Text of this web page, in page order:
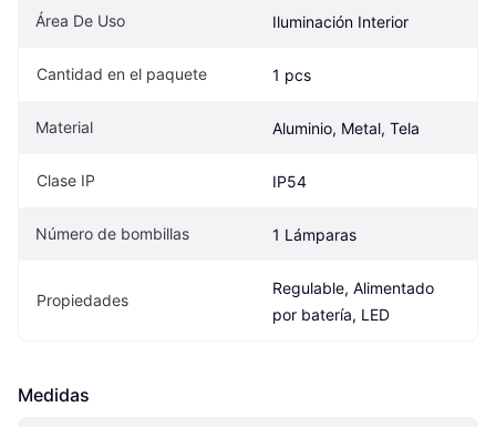
Área De Uso Iluminación Interior
Cantidad en el paquete 1 pcs
Material Aluminio, Metal, Tela
Clase IP IP54
Número de bombillas 1 Lámparas
Propiedades
Regulable, Alimentado
por batería, LED
Medidas